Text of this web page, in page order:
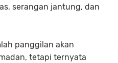
serangan jantung, dan
panggilan akan
tetapi ternyata